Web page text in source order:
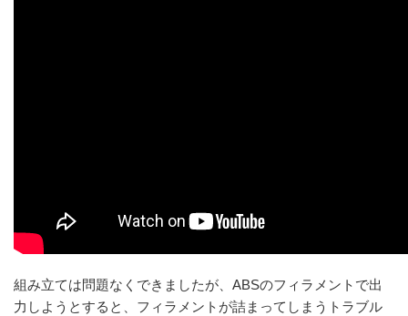
組み立ては問題なくできましたが、ABSのフィラメントで出
力しようとすると、フィラメントが詰まってしまうトラブル